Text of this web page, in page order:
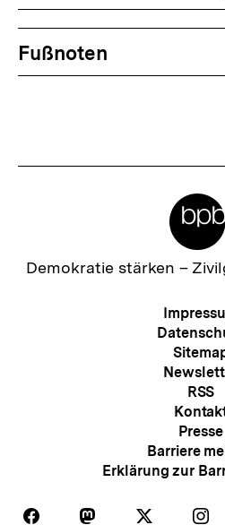
Fussnoten
Fußnoten
Zur
Demokratie stärken –
RSS
Presse
Barriere
Erklärung zur
Auf Auf